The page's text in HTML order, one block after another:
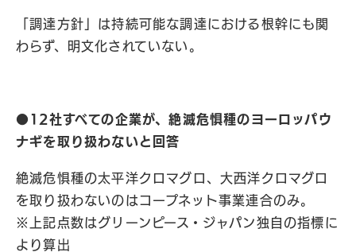
「調達方針」は持続可能な調達における根幹にも関
わらず、明文化されていない。
●12社すべての企業が、絶滅危惧種のヨーロッパウ
ナギを取り扱わないと回答
絶滅危惧種の太平洋クロマグロ、大西洋クロマグロ
を取り扱わないのはコープネット事業連合のみ。
※上記点数はグリーンピース・ジャパン独自の指標に
より算出